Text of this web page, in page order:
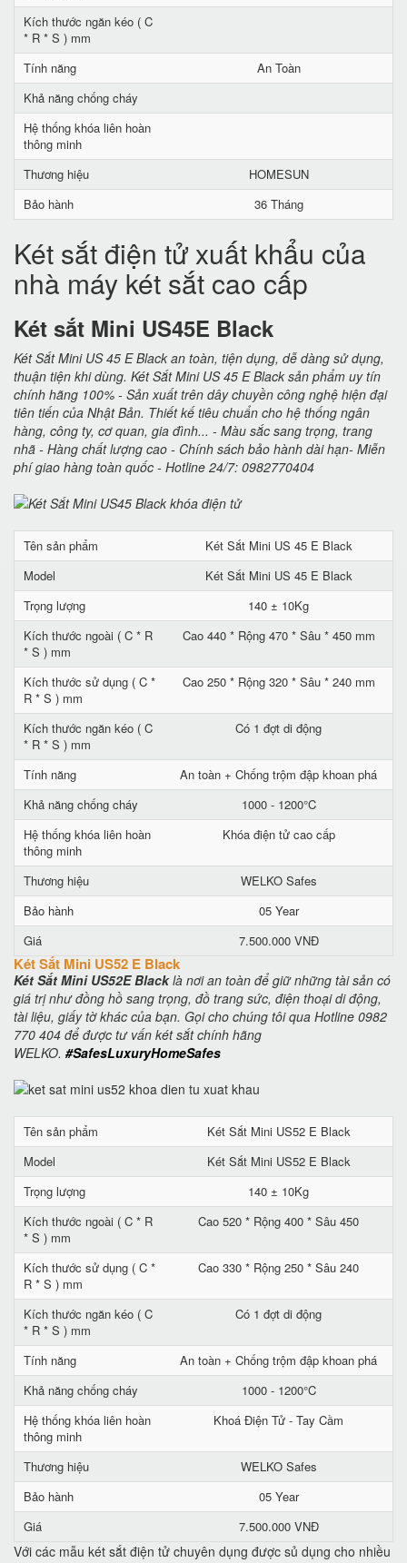
Kích thước ngăn kéo ( C
* R * S ) mm
Tính năng
An Toàn
Khả năng chống cháy
Hệ thống khóa liên hoàn
thông minh
Thương hiệu
HOMESUN
Bảo hành
36 Tháng
Két sắt điện tử xuất khẩu của
nhà máy két sắt cao cấp
Két sắt Mini US45E Black
Két Sắt Mini US 45 E Black an toàn, tiện dụng, dễ dàng sử dụng,
thuận tiện khi dùng. Két Sắt Mini US 45 E Black sản phẩm uy tín
chính hãng 100% - Sản xuất trên dây chuyền công nghệ hiện đại
tiên tiến của Nhật Bản. Thiết kế tiêu chuẩn cho hệ thống ngân
hàng, công ty, cơ quan, gia đình... - Màu sắc sang trọng, trang
nhã - Hàng chất lượng cao - Chính sách bảo hành dài hạn- Miễn
phí giao hàng toàn quốc - Hotline 24/7: 0982770404
Tên sản phẩm
Két Sắt Mini US 45 E Black
Model
Két Sắt Mini US 45 E Black
Trọng lượng
140 ± 10Kg
Kích thước ngoài ( C * R
* S ) mm
Cao 440 * Rộng 470 * Sâu * 450 mm
Kích thước sử dụng ( C *
R * S ) mm
Cao 250 * Rộng 320 * Sâu * 240 mm
Kích thước ngăn kéo ( C
* R * S ) mm
Có 1 đợt di động
Tính năng
An toàn + Chống trộm đập khoan phá
Khả năng chống cháy
1000 - 1200°C
Hệ thống khóa liên hoàn
thông minh
Khóa điện tử cao cấp
Thương hiệu
WELKO Safes
Bảo hành
05 Year
Giá
7.500.000 VNĐ
Két Sắt Mini US52 E Black
Két Sắt Mini US52E Blacklà nơi an toàn để giữ những tài sản có
giá trị như đồng hồ sang trọng, đồ trang sức, điện thoại di động,
tài liệu, giấy tờ khác của bạn. Gọi cho chúng tôi qua Hotline 0982
770 404 để được tư vấn két sắt chính hãng
WELKO. #SafesLuxuryHomeSafes
Tên sản phẩm
Két Sắt Mini US52 E Black
Model
Két Sắt Mini US52 E Black
Trọng lượng
140 ± 10Kg
Kích thước ngoài ( C * R
* S ) mm
Cao 520 * Rộng 400 * Sâu 450
Kích thước sử dụng ( C *
R * S ) mm
Cao 330 * Rộng 250 * Sâu 240
Kích thước ngăn kéo ( C
* R * S ) mm
Có 1 đợt di động
Tính năng
An toàn + Chống trộm đập khoan phá
Khả năng chống cháy
1000 - 1200°C
Hệ thống khóa liên hoàn
thông minh
Khoá Điện Tử - Tay Cầm
Thương hiệu
WELKO Safes
Bảo hành
05 Year
Giá
7.500.000 VNĐ
Với các mẫu két sắt điện tử chuyên dụng được sủ dụng cho nhiều